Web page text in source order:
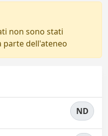
non sono stati
parte dell'ateneo
ND